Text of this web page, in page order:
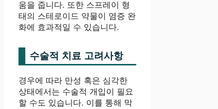
움을 줍니다. 또한 스프레이 형
태의 스테로이드 약물이 염증 완
화에 효과적일 수 있습니다.
수술적 치료 고려사항
경우에 따라 만성 혹은 심각한
상태에서는 수술적 개입이 필요
할 수도 있습니다. 이를 통해 막